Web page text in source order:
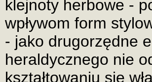
klejnoty herbowe -
wpływom form
- jako drugorzędne
heraldycznego nie
kształtowaniu się